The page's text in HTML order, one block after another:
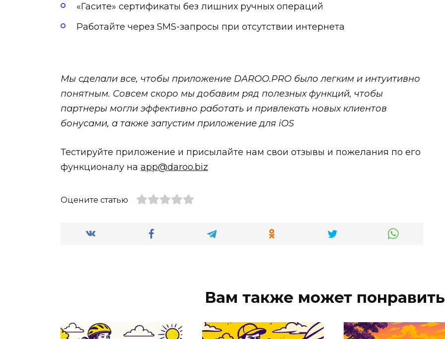
«Гасите» сертификаты без лишних ручных операций
Работайте через SMS-запросы при отсутствии интернета
Мы сделали все, чтобы приложение DAROO.PRO было легким и интуитивно
понятным. Совсем скоро мы добавим ряд полезных функций, чтобы
партнеры могли эффективно работать и привлекать новых клиентов
бонусами, а также запустим приложение для iOS
Тестируйте приложение и присылайте нам свои отзывы и пожелания по его
функционалу на app@daroo.biz
Оцените статью
Вам также может